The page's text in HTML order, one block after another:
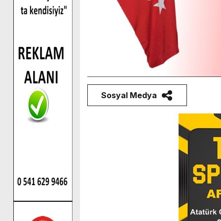
Sosyal Medya